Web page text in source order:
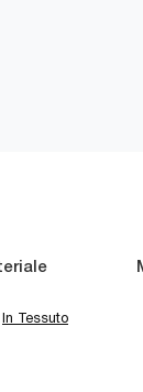
In Tessuto